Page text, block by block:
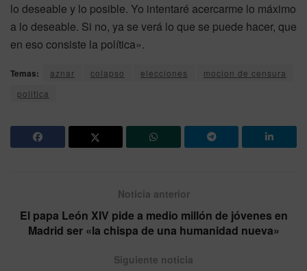
lo deseable y lo posible. Yo intentaré acercarme lo máximo
a lo deseable. Si no, ya se verá lo que se puede hacer, que
en eso consiste la política».
Temas: aznar colapso elecciones
mocion de censura
politica
Noticia anterior
El papa León XIV pide a medio millón de jóvenes en
Madrid ser «la chispa de una humanidad nueva»
Siguiente noticia